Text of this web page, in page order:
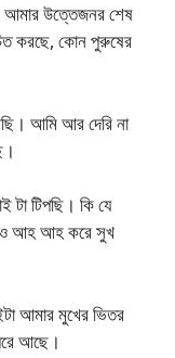
উত্তেজনর শেষ
করছে, কোন পুরুষের
আমি আর দেরি না
টা টিপছি। কি যে
আহ আহ করে সুখ
আমার মুখের ভিতর
আছে।